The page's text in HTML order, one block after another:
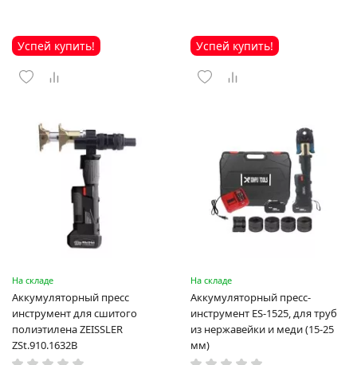
Успей купить!
На складе
Аккумуляторный пресс
инструмент для сшитого
полиэтилена ZEISSLER
ZSt.910.1632B
Успей купить!
На складе
Аккумуляторный пресс-
инструмент ES-1525, для труб
из нержавейки и меди (15-25
мм)